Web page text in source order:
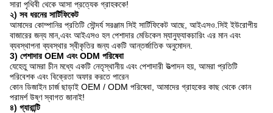
সারা পৃথিবী থেকে আসা প্রত্যেক গ্রাহককে!
২) সব ধরনের সার্টিফিকেট
আমাদের কোম্পানির প্রতিটি সৌন্দর্য সরঞ্জাম সিই সার্টিফিকেট আছে, আইএসও.সিই ইউরোপীয়
বাজারের জন্য মান,এবং আইএসও হল পেশাদার মেডিকেল ম্যানুফ্যাকচারিং এর মান এবং
ব্যবস্থাপনা ব্যবস্থার স্বীকৃতির জন্য একটি আন্তর্জাতিক অনুমোদন.
3) পেশাদার OEM এবং ODM পরিষেবা
যেহেতু আমরা চীন মধ্যে একটি নেতৃস্থানীয় এবং পেশাদারী উত্পাদন হয়, আমরা প্রতিটি
পরিবেশক এবং বিক্রেতা অফার করতে পারেন
কোন ডিজাইন চার্জ ছাড়াই OEM / ODM পরিষেবা, আমাদের গ্রাহকের কাছ থেকে কোন
পরামর্শ উষ্ণ স্বাগত জানাই!
৪) গ্যারান্টি